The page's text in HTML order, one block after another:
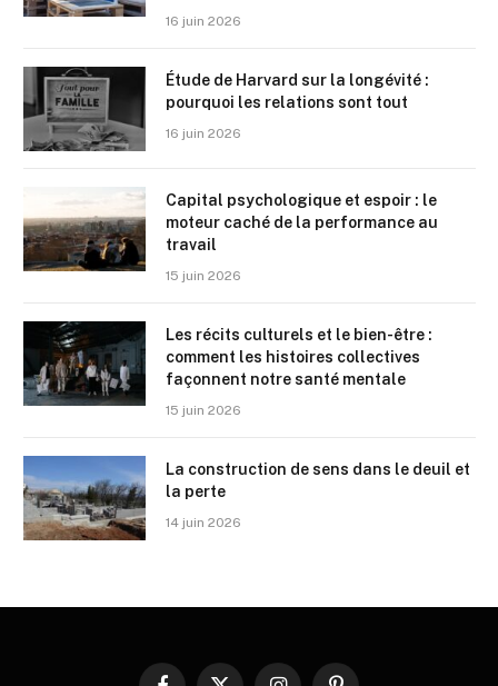
16 juin 2026
Étude de Harvard sur la longévité :
pourquoi les relations sont tout
16 juin 2026
Capital psychologique et espoir : le
moteur caché de la performance au
travail
15 juin 2026
Les récits culturels et le bien-être :
comment les histoires collectives
façonnent notre santé mentale
15 juin 2026
La construction de sens dans le deuil et
la perte
14 juin 2026